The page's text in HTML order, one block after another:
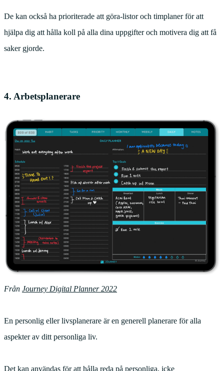
De kan också ha prioriterade att göra-listor och timplaner för att
hjälpa dig att hålla koll på alla dina uppgifter och motivera dig att få
saker gjorde.
4. Arbetsplanerare
Från Journey Digital Planner 2022
En personlig eller livsplanerare är en generell planerare för alla
aspekter av ditt personliga liv.
Det kan användas för att hålla reda på personliga, icke